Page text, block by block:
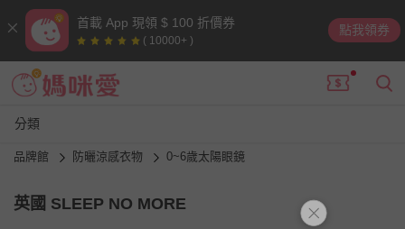
首載 App 現領 $ 100 折價券
( 10000+ )
點我領券
分類
品牌館 防曬涼感衣物 0~6歲太陽眼鏡
英國 SLEEP NO MORE